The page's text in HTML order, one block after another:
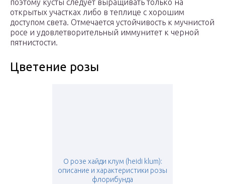
поэтому кусты следует выращивать только на
открытых участках либо в теплице с хорошим
доступом света. Отмечается устойчивость к мучнистой
росе и удовлетворительный иммунитет к черной
пятнистости.
Цветение розы
О розе хайди клум (heidi klum):
описание и характеристики розы
флорибунда